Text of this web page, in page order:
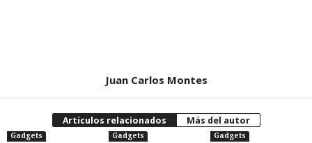
Juan Carlos Montes
Artículos relacionados Más del autor
Gadgets Gadgets Gadgets